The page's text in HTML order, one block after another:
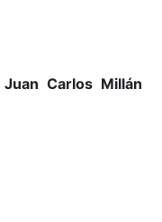
Carlos Millán